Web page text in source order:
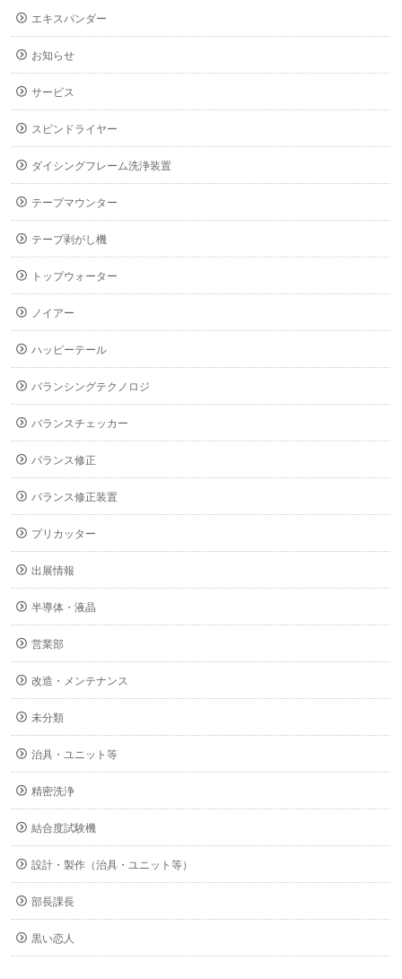
エキスパンダー
お知らせ
サービス
スピンドライヤー
ダイシングフレーム洗浄装置
テープマウンター
テープ剥がし機
トップウォーター
ノイアー
ハッピーテール
バランシングテクノロジ
バランスチェッカー
バランス修正
バランス修正装置
プリカッター
出展情報
半導体・液晶
営業部
改造・メンテナンス
未分類
治具・ユニット等
精密洗浄
結合度試験機
設計・製作（治具・ユニット等）
部長課長
黒い恋人